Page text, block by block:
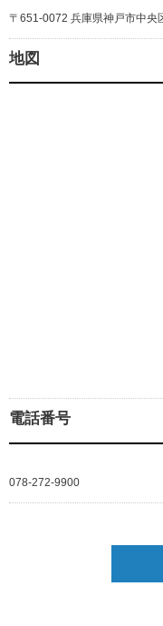
〒651-0072 兵庫県神戸市中央
地図
電話番号
078-272-9900